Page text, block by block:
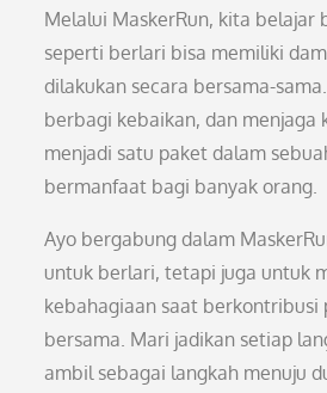
Melalui MaskerRun, kita belajar
seperti berlari bisa memiliki
dilakukan secara bersama-
berbagi kebaikan, dan menjaga
menjadi satu paket dalam
bermanfaat bagi banyak orang.
Ayo bergabung dalam
untuk berlari, tetapi juga untuk
kebahagiaan saat berkontribusi
bersama. Mari jadikan setiap
ambil sebagai langkah menuju